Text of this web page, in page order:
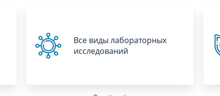
Все виды лабораторных
исследований